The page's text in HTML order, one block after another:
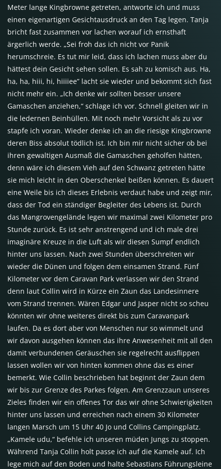
Meter lange Kingbrowne getreten, antworte ich und muss
einen eigenartigen Gesichtausdruck an den Tag legen. Tanja
bricht fast zusammen vor lachen worauf ich ernsthaft
ärgerlich werde. „Sei froh das ich nicht vor Panik
herumschreie. Es tut mir leid, dass ich lachen muss aber du
hättest dein Gesicht sehen sollen. Es sah zu komisch aus. Ha,
ha, ha, hiii, hi, hiiiiee” lacht sie wieder und bekommt sich fast
nicht mehr ein. „Ich denke wir sollten besser unsere
Gamaschen anziehen,“ schlage ich vor. Schnell gleiten wir in
die ledernen Beinhüllen. Mit noch mehr Vorsicht als zu vor
stapfe ich voran. Wieder denke ich an die riesige Kingbrowne
deren Biss absolut tödlich ist. Ich bin mir nicht sicher ob bei
ihren gewaltigen Ausmaß die Gamaschen geholfen hätten,
denn wäre ich diesem Vieh auf den Schwanz getreten hätte
sie mich leicht in den Oberschenkel beißen können. Es dauert
eine Weile bis ich dieses Erlebnis verdaut habe und zeigt mir,
dass der Tod ein ständiger Begleiter des Lebens ist. Durch
das Mangrovengelände legen wir maximal zwei Kilometer pro
Stunde zurück. Es ist sehr anstrengend und ich male drei
imaginäre Kreuze in die Luft als wir diesen Sumpf endlich
hinter uns lassen. Nach zwei Stunden überschreiten wir
wieder die Dünen und folgen dem einsamen Strand. Fünf
Kilometer vor dem Caravan Park verlassen wir den Strand
denn laut Collin wird in Kürze ein Zaun das Landesinnere
vom Strand trennen. Wären Edgar und Jasper nicht so scheu
könnten wir ohne weiteres direkt bis zum Caravanpark
laufen. Da es dort aber von Menschen nur so wimmelt und
wir davon ausgehen können das ihre Anwesenheit mit all den
damit verbundenen Geräuschen sie regelrecht ausflippen
lassen wollen wir von hinten kommen ohne das es einer
bemerkt. Wie Collin beschrieben hat beginnt der Zaun dem
wir bis zur Grenze des Parkes folgen. Am Grenzzaun unseres
Zieles finden wir ein offenes Tor das wir ohne Schwierigkeiten
hinter uns lassen und erreichen nach einem 30 Kilometer
langen Marsch um 15 Uhr 40 Jo und Collins Campingplatz.
„Kamele udu,“ befehle ich unseren müden Jungs zu stoppen.
Während Tanja Collin holt passe ich auf die Kamele auf. Ich
lege mich auf den Boden und halte Sebastians Führungsleine